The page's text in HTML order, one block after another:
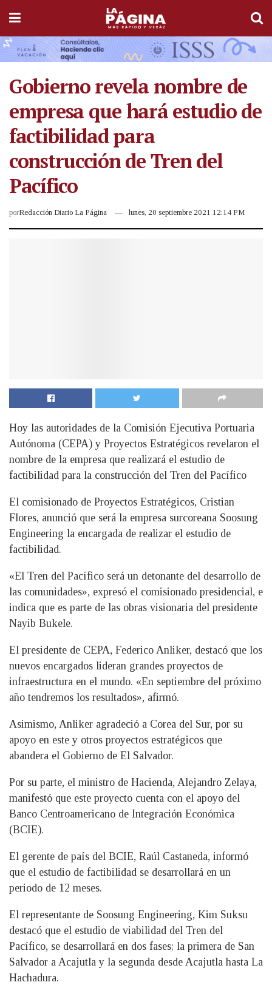
Gobierno revela nombre de
empresa que hará estudio de
factibilidad para
construcción de Tren del
Pacífico
porRedacción Diario La Página lunes, 20 septiembre 2021 12:14 PM
Hoy las autoridades de la Comisión Ejecutiva Portuaria
Autónoma (CEPA) y Proyectos Estratégicos revelaron el
nombre de la empresa que realizará el estudio de
factibilidad para la construcción del Tren del Pacífico
El comisionado de Proyectos Estratégicos, Cristian
Flores, anunció que será la empresa surcoreana Soosung
Engineering la encargada de realizar el estudio de
factibilidad.
«El Tren del Pacífico será un detonante del desarrollo de
las comunidades», expresó el comisionado presidencial, e
indica que es parte de las obras visionaria del presidente
Nayib Bukele.
El presidente de CEPA, Federico Anliker, destacó que los
nuevos encargados lideran grandes proyectos de
infraestructura en el mundo. «En septiembre del próximo
año tendremos los resultados», afirmó.
Asimismo, Anliker agradeció a Corea del Sur, por su
apoyo en este y otros proyectos estratégicos que
abandera el Gobierno de El Salvador.
Por su parte, el ministro de Hacienda, Alejandro Zelaya,
manifestó que este proyecto cuenta con el apoyo del
Banco Centroamericano de Integración Económica
(BCIE).
El gerente de país del BCIE, Raúl Castaneda, informó
que el estudio de factibilidad se desarrollará en un
periodo de 12 meses.
El representante de Soosung Engineering, Kim Suksu
destacó que el estudio de viabilidad del Tren del
Pacífico, se desarrollará en dos fases; la primera de San
Salvador a Acajutla y la segunda desde Acajutla hasta La
Hachadura.